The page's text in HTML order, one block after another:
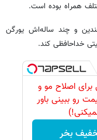
و چند ساله‌اش یورگن
خداحافظی کند.
برای اصلاح مو و
رو ببینی باور
بخر